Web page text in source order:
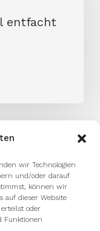
wir Technologien
und/oder darauf
können wir
auf dieser Website
oder
Funktionen
entfacht